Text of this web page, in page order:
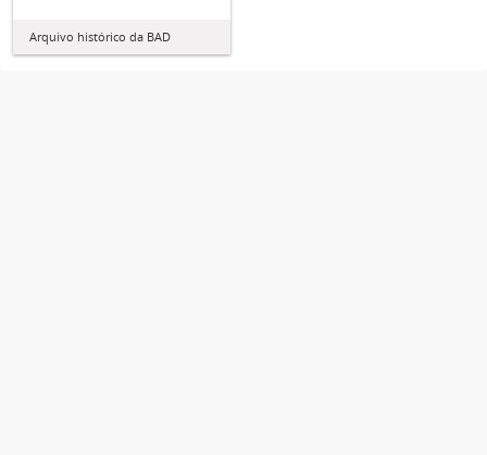
Arquivo histórico da BAD